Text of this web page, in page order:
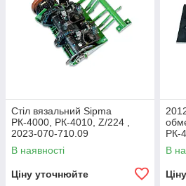
Стіл вязальний Sipma
РК-4000, РК-4010, Z/224 ,
2023-070-710.09
В наявності
Ціну уточнюйте
РК-
В